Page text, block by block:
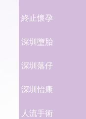
終止懷孕
深圳墮胎
深圳落仔
深圳怡康
人流手術